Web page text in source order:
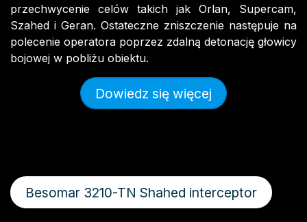
przechwycenie celów takich jak Orlan, Supercam,
Szahed i Geran. Ostateczne zniszczenie następuje na
polecenie operatora poprzez zdalną detonację głowicy
bojowej w pobliżu obiektu.
Dowiedz się więcej
Besomar 3210-TN Shahed interceptor